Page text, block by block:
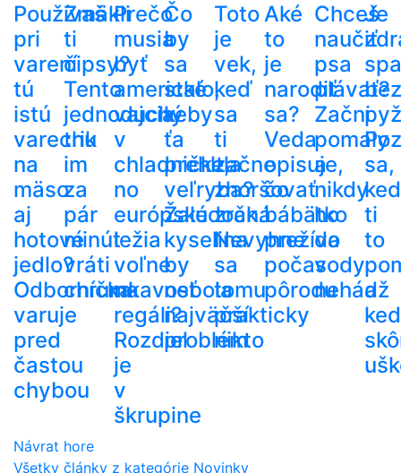
Používaš
pri
varení
tú
istú
varechu
na
mäso
aj
hotové
jedlo?
Odborníčka
varuje
pred
častou
chybou
Zmäkli
ti
čipsy?
Tento
jednoduchý
trik
im
za
pár
minút
vráti
chrumkavosť
Prečo
musia
byť
americké
vajcia
v
chladničke,
no
európske
ležia
voľne
na
regáli?
Rozdiel
je
v
škrupine
Čo
by
sa
stalo,
keby
ťa
prehltla
veľryba?
Žalúdočná
kyselina
by
nebola
najväčší
problém
Toto
je
vek,
keď
sa
ti
začne
zhoršovať
zrak.
Nevyhne
sa
tomu
prakticky
nikto
Aké
to
je
narodiť
sa?
Veda
opisuje,
čo
bábätko
prežíva
počas
pôrodu
Chceš
naučiť
psa
plávať?
Začni
pomaly
a
nikdy
ho
do
vody
nehádž
Je
bez
sa,
ti
to
a
Návrat hore
Všetky články z kategórie Novinky